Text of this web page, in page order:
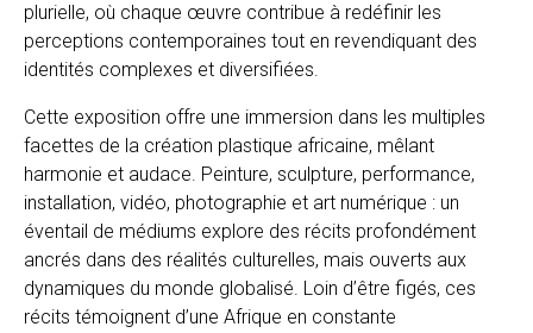
plurielle, où chaque œuvre contribue à redéfinir les
perceptions contemporaines tout en revendiquant des
identités complexes et diversifiées.
Cette exposition offre une immersion dans les multiples
facettes de la création plastique africaine, mêlant
harmonie et audace. Peinture, sculpture, performance,
installation, vidéo, photographie et art numérique : un
éventail de médiums explore des récits profondément
ancrés dans des réalités culturelles, mais ouverts aux
dynamiques du monde globalisé. Loin d’être figés, ces
récits témoignent d’une Afrique en constante